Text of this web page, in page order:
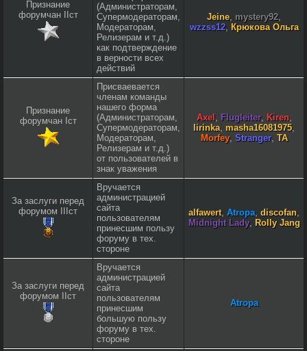
Признание
форумчан IIст
(Администраторам,
Супермодераторам,
Модераторам,
Релизерам и т.д.)
как подтверждение
в верности всех
действий
Jeine, mystery92
wzzss12, Крюкова Ольга
Признание
форумчан Iст
Присваевается
членам команды
нашего форма
(Администраторам,
Супермодераторам,
Модераторам,
Релизерам и т.д.)
от пользователей в
знак уважения
Axel, Flugleiter, Kiren,
lirinka, masha16081975,
Morfey, Stranger, TA
За заслуги перед
форумом IIIст
Вручается
администрацией
сайта
пользователям
принесшим пользу
форуму в тех.
стороне
alfawert, Atropa discofan
Midnight Lady, Rolly Jang
За заслуги перед
форумом IIст
Вручается
администрацией
сайта
пользователям
принесшим
большую пользу
форуму в тех.
стороне
Atropa